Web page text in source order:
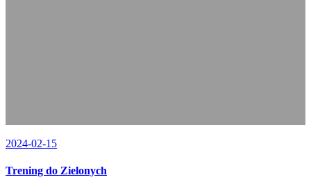
2024-02-15
Trening do Zielonych